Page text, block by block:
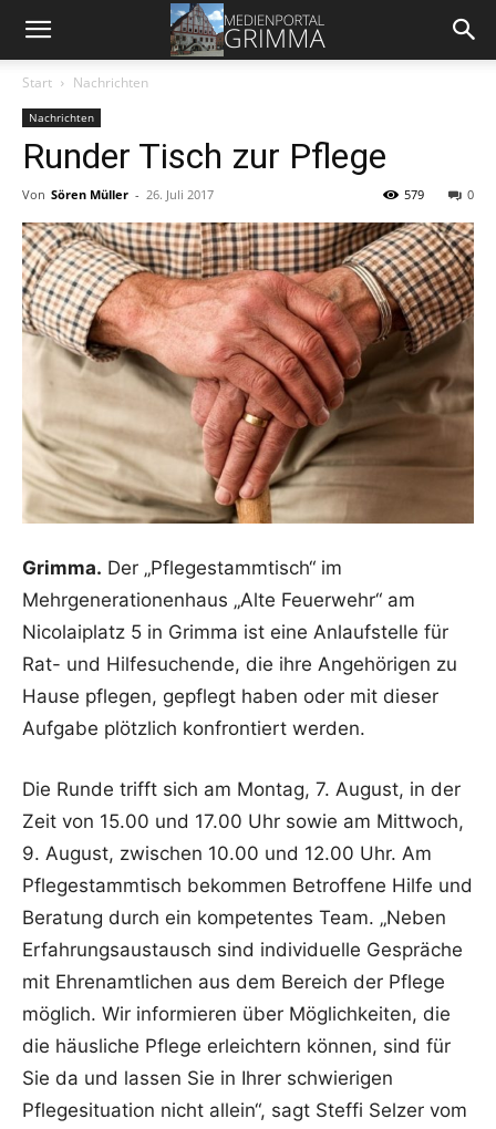
Start Nachrichten
Nachrichten
Runder Tisch zur Pflege
Von Sören Müller - 26. Juli 2017 0
579
Grimma. Der „Pflegestammtisch“ im
Mehrgenerationenhaus „Alte Feuerwehr“ am
Nicolaiplatz 5 in Grimma ist eine Anlaufstelle für
Rat- und Hilfesuchende, die ihre Angehörigen zu
Hause pflegen, gepflegt haben oder mit dieser
Aufgabe plötzlich konfrontiert werden.
Die Runde trifft sich am Montag, 7. August, in der
Zeit von 15.00 und 17.00 Uhr sowie am Mittwoch,
9. August, zwischen 10.00 und 12.00 Uhr. Am
Pflegestammtisch bekommen Betroffene Hilfe und
Beratung durch ein kompetentes Team. „Neben
Erfahrungsaustausch sind individuelle Gespräche
mit Ehrenamtlichen aus dem Bereich der Pflege
möglich. Wir informieren über Möglichkeiten, die
die häusliche Pflege erleichtern können, sind für
Sie da und lassen Sie in Ihrer schwierigen
Pflegesituation nicht allein“, sagt Steffi Selzer vom